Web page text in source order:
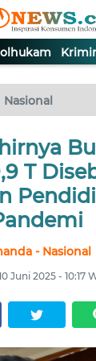
Nasional
T
- Nasional
Juni 2025 - 10:17